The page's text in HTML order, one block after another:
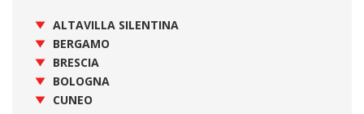
ALTAVILLA SILENTINA
BERGAMO
BRESCIA
BOLOGNA
CUNEO